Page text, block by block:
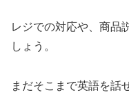
レジでの対応や、商品
しょう。
まだそこまで英語を話